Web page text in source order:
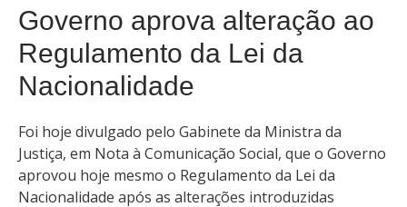
Governo aprova alteração ao
Regulamento da Lei da
Nacionalidade
Foi hoje divulgado pelo Gabinete da Ministra da
Justiça, em Nota à Comunicação Social, que o Governo
aprovou hoje mesmo o Regulamento da Lei da
Nacionalidade após as alterações introduzidas